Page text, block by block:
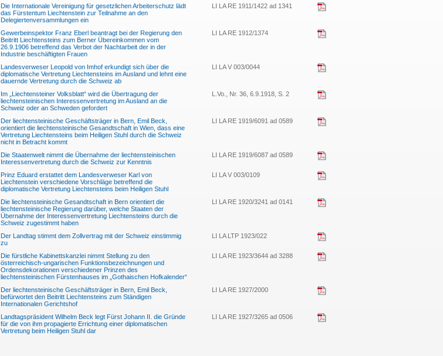
Die Internationale Vereinigung für gesetzlichen Arbeiterschutz lädt
das Fürstentum Liechtenstein zur Teilnahme an den
Delegiertenversammlungen ein
LI LA RE 1911/1422 ad 1341
Gewerbeinspektor Franz Eberl beantragt bei der Regierung den
Beitritt Liechtensteins zum Berner Übereinkommen vom
26.9.1906 betreffend das Verbot der Nachtarbeit der in der
Industrie beschäftigten Frauen
LI LA RE 1912/1374
Landesverweser Leopold von Imhof erkundigt sich über die
diplomatische Vertretung Liechtensteins im Ausland und lehnt eine
dauernde Vertretung durch die Schweiz ab
LI LA V 003/0044
Im „Liechtensteiner Volksblatt“ wird die Übertragung der
liechtensteinischen Interessenvertretung im Ausland an die
Schweiz oder an Schweden gefordert
L.Vo., Nr. 36, 6.9.1918, S. 2
Der liechtensteinische Geschäftsträger in Bern, Emil Beck,
orientiert die liechtensteinische Gesandtschaft in Wien, dass eine
Vertretung Liechtensteins beim Heiligen Stuhl durch die Schweiz
nicht in Betracht kommt
LI LA RE 1919/6091 ad 0589
Die Staatenwelt nimmt die Übernahme der liechtensteinischen
Interessenvertretung durch die Schweiz zur Kenntnis
LI LA RE 1919/6087 ad 0589
Prinz Eduard erstattet dem Landesverweser Karl von
Liechtenstein verschiedene Vorschläge betreffend die
diplomatische Vertretung Liechtensteins beim Heiligen Stuhl
LI LA V 003/0109
Die liechtensteinische Gesandtschaft in Bern orientiert die
liechtensteinische Regierung darüber, welche Staaten der
Übernahme der Interessenvertretung Liechtensteins durch die
Schweiz zugestimmt haben
LI LA RE 1920/3241 ad 0141
Der Landtag stimmt dem Zollvertrag mit der Schweiz einstimmig
zu
LI LA LTP 1923/022
Die fürstliche Kabinettskanzlei nimmt Stellung zu den
österreichisch-ungarischen Funktionsbezeichnungen und
Ordensdekorationen verschiedener Prinzen des
liechtensteinischen Fürstenhauses im „Gothaischen Hofkalender“
LI LA RE 1923/3644 ad 3288
Der liechtensteinische Geschäftsträger in Bern, Emil Beck,
befürwortet den Beitritt Liechtensteins zum Ständigen
Internationalen Gerichtshof
LI LA RE 1927/2000
Landtagspräsident Wilhelm Beck legt Fürst Johann II. die Gründe
für die von ihm propagierte Errichtung einer diplomatischen
Vertretung beim Heiligen Stuhl dar
LI LA RE 1927/3265 ad 0506